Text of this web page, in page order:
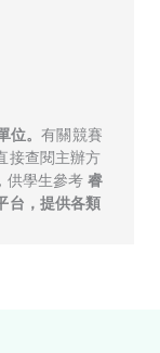
位。有關競賽
接查閱主辦方
供學生參考 睿
台，提供各類